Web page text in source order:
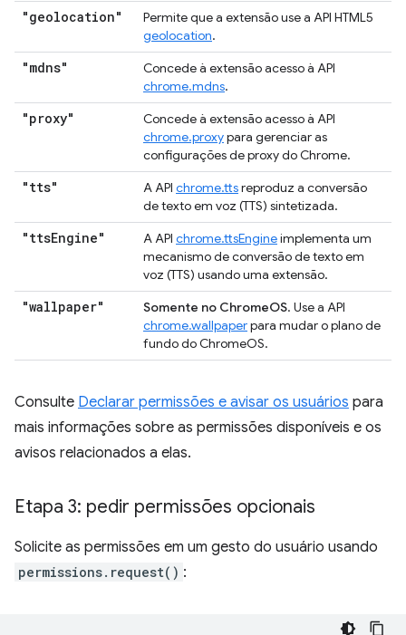
"geolocation"
Permite que a extensão use a API HTML5
geolocation.
"mdns"
Concede à extensão acesso à API
chrome.mdns.
"proxy"
Concede à extensão acesso à API
chrome.proxypara gerenciar as
configurações de proxy do Chrome.
"tts" A API chrome.ttsreproduz a conversão
de texto em voz (TTS) sintetizada.
"ttsEngine" A API chrome.ttsEngineimplementa um
mecanismo de conversão de texto em
voz (TTS) usando uma extensão.
"wallpaper" Somente no ChromeOS. Use a API
chrome.wallpaperpara mudar o plano de
fundo do ChromeOS.
Consulte Declarar permissões e avisar os usuários para
mais informações sobre as permissões disponíveis e os
avisos relacionados a elas.
Etapa 3: pedir permissões opcionais
Solicite as permissões em um gesto do usuário usando
permissions.request() :